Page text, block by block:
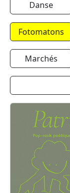
Danse
Fotomatons
Marchés